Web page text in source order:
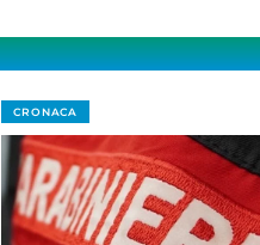
CRONACA